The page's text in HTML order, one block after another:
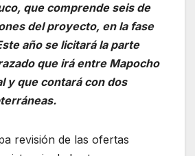
que comprende seis de
del proyecto, en la fase
año se licitará la parte
que irá entre Mapocho
y que contará con dos
revisión de las ofertas